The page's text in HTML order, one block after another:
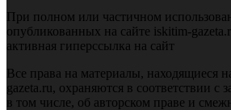
При полном или частичном
опубликованных на сайте iskitim-
активная гиперссылка на сайт
Все права на материалы, находящиеся
gazeta.ru, охраняются в соответствии с
в том числе, об авторском праве и